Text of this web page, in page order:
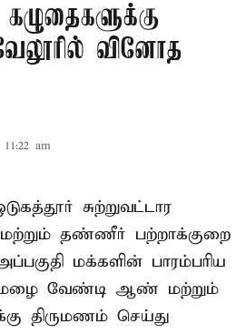
வினோத
am
சுற்றுவட்டார
மற்றும் தண்ணீர் பற்றாக்குறை
மக்களின் பாரம்பரிய
மழை வேண்டி ஆண் மற்றும்
திருமணம் செய்து